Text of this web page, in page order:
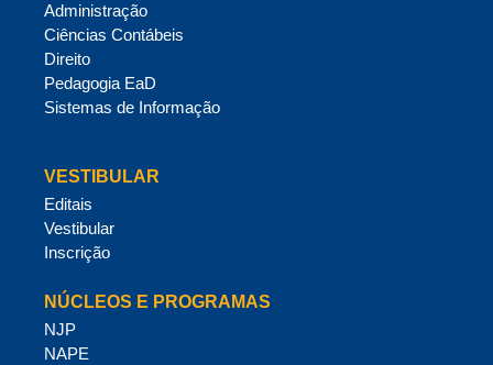
Administração
Ciências Contábeis
Direito
Pedagogia EaD
Sistemas de Informação
VESTIBULAR
Editais
Vestibular
Inscrição
NÚCLEOS E PROGRAMAS
NJP
NAPE